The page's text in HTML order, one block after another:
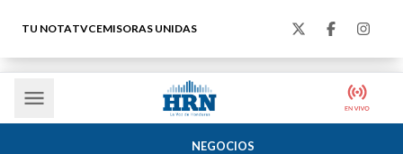
TU NOTATVCEMISORAS UNIDAS
NEGOCIOS